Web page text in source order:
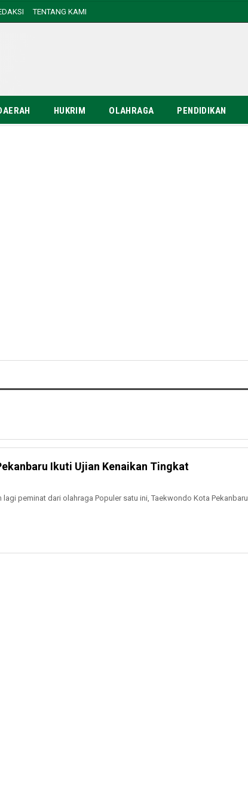
TENTANG KAMI
HUKRIM OLAHRAGA PENDIDIKAN
Ikuti Ujian Kenaikan Tingkat
lagi peminat dari olahraga Populer satu ini, Taekwondo Kota Pekanbaru